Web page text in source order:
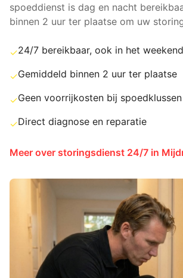
spoeddienst is dag en nacht
binnen 2 uur ter plaatse om uw
✓24/7 bereikbaar, ook in het weekend
✓Gemiddeld binnen 2 uur ter plaatse
✓Geen voorrijkosten bij spoedklussen
✓Direct diagnose en reparatie
Meer over storingsdienst 24/7 in